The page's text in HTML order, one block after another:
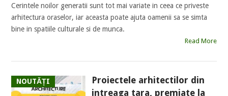
Cerintele noilor generatii sunt tot mai variate in ceea ce priveste
arhitectura oraselor, iar aceasta poate ajuta oamenii sa se simta
bine in spatiile culturale si de munca.
Read More
NOUTĂȚI
Proiectele arhitectilor din
intreaga tara, premiate la